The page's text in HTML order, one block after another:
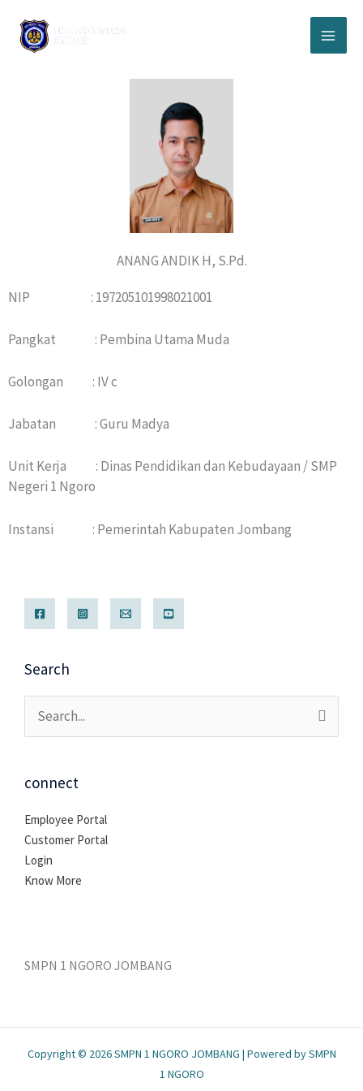
konten
ANANG ANDIK H, S.Pd.
NIP : 197205101998021001
Pangkat : Pembina Utama Muda
Golongan : IV c
Jabatan : Guru Madya
Unit Kerja : Dinas Pendidikan dan Kebudayaan / SMP
Negeri 1 Ngoro
Instansi : Pemerintah Kabupaten Jombang
Search
Cari
untuk:
connect
Employee Portal
Customer Portal
Login
Know More
SMPN 1 NGORO JOMBANG
Copyright © 2026 SMPN 1 NGORO JOMBANG | Powered by SMPN
1 NGORO